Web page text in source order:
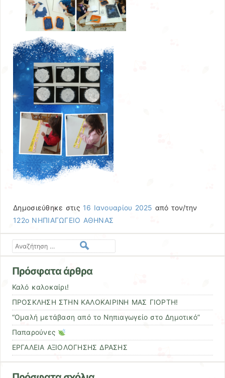
Δημοσιεύθηκε στις 16 Ιανουαρίου 2025 από τον/την
122ο ΝΗΠΙΑΓΩΓΕΙΟ ΑΘΗΝΑΣ
Αναζήτηση
Πρόσφατα άρθρα
Καλό καλοκαίρι!
ΠΡΟΣΚΛΗΣΗ ΣΤΗΝ ΚΑΛΟΚΑΙΡΙΝΗ ΜΑΣ ΓΙΟΡΤΗ!
“Ομαλή μετάβαση από το Νηπιαγωγείο στο Δημοτικό”
Παπαρούνες
ΕΡΓΑΛΕΙΑ ΑΞΙΟΛΟΓΗΣΗΣ ΔΡΑΣΗΣ